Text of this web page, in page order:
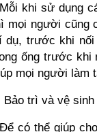
khi sử dụng
mọi người cũng
dụ, trước khi nối
ống trước khi
mọi người làm
Bảo trì và vệ
có thể giúp